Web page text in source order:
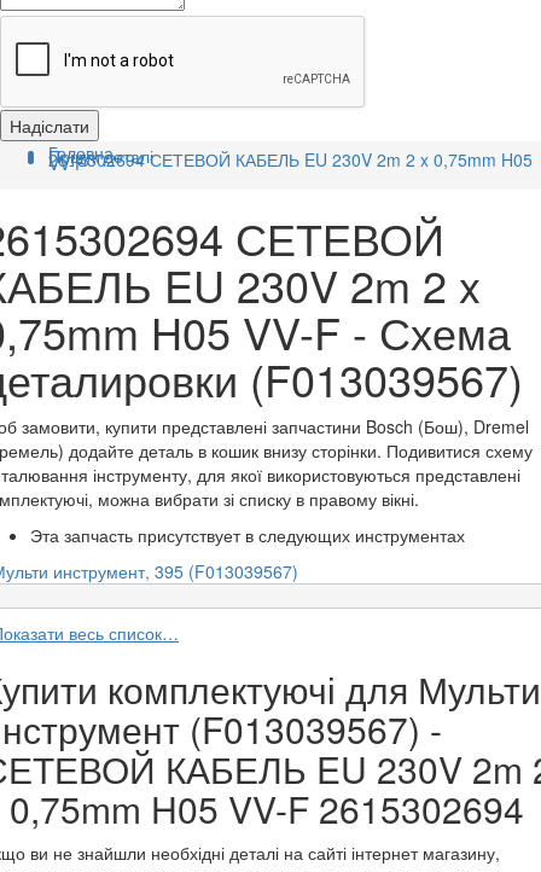
Головна
Пошук деталі
2615302694 СЕТЕВОЙ КАБЕЛЬ EU 230V 2m 2 x 0,75mm H05
VV-F
СЕТЕВОЙ
EU 230V 2m 2 x
H05 VV-F - Схема
(F013039567)
замовити, купити представлені запчастини Bosch (Бош), Dremel
додайте деталь в кошик внизу сторінки. Подивитися схему
інструменту, для якої використовуються представлені
можна вибрати зі списку в правому вікні.
Эта запчасть присутствует в следующих инструментах
инструмент, 395 (F013039567)
весь список…
комплектуючі для Мульти
(F013039567) -
КАБЕЛЬ EU 230V 2m
0,75mm H05 VV-F 2615302694
ви не знайшли необхідні деталі на сайті інтернет магазину,